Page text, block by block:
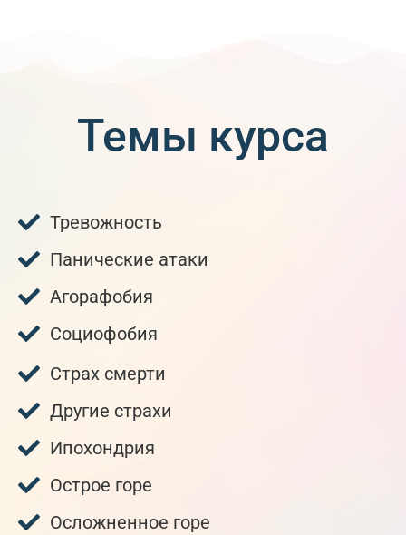
Темы курса
Тревожность
Панические атаки
Агорафобия
Социофобия
Страх смерти
Другие страхи
Ипохондрия
Острое горе
Осложненное горе